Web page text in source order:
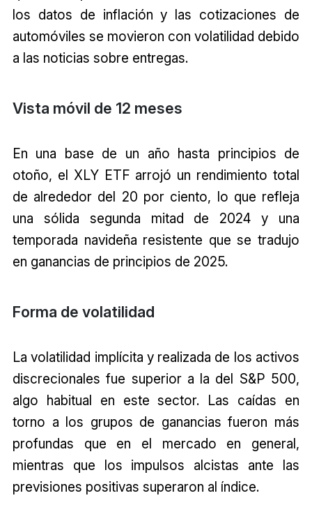
los datos de inflación y las cotizaciones de
automóviles se movieron con volatilidad debido
a las noticias sobre entregas.
Vista móvil de 12 meses
En una base de un año hasta principios de
otoño, el XLY ETF arrojó un rendimiento total
de alrededor del 20 por ciento, lo que refleja
una sólida segunda mitad de 2024 y una
temporada navideña resistente que se tradujo
en ganancias de principios de 2025.
Forma de volatilidad
La volatilidad implícita y realizada de los activos
discrecionales fue superior a la del S&P 500,
algo habitual en este sector. Las caídas en
torno a los grupos de ganancias fueron más
profundas que en el mercado en general,
mientras que los impulsos alcistas ante las
previsiones positivas superaron al índice.